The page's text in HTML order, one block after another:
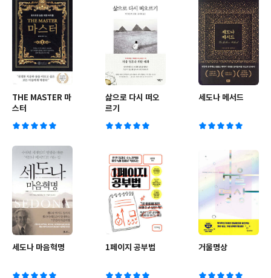
THE MASTER 마
스터
삶으로 다시 떠오
르기
세도나 메서드
세도나 마음혁명 1페이지 공부법 거울명상